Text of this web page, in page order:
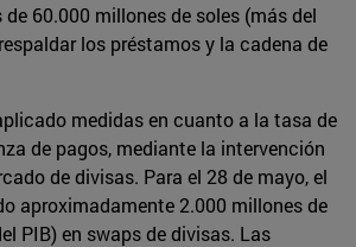
60.000 millones de soles (más del
los préstamos y la cadena de
medidas en cuanto a la tasa de
de pagos, mediante la intervención
de divisas. Para el 28 de mayo, el
aproximadamente 2.000 millones de
PIB) en swaps de divisas. Las